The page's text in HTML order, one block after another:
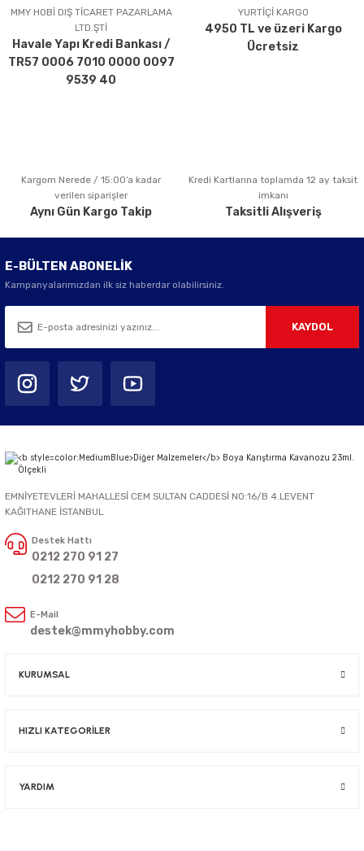
Ürün açıklamasında eksik bilgiler bulunuyor.
Ürün bilgilerinde hatalar bulunuyor.
Ürün fiyatı diğer sitelerden daha pahalı.
Bu ürüne benzer farklı alternatifler olmalı.
Gönder
MMY HOBİ DIŞ TİCARET PAZARLAMA
LTD.ŞTİ
Havale Yapı Kredi Bankası /
TR57 0006 7010 0000 0097
9539 40
YURTİÇİ KARGO
4950 TL ve üzeri Kargo
Ücretsiz
Kargom Nerede / 15:00’a kadar
verilen siparişler
Aynı Gün Kargo Takip
Kredi Kartlarına toplamda 12 ay taksit
imkanı
Taksitli Alışveriş
E-BÜLTEN ABONELİK
Kampanyalarımızdan ilk siz haberdar olabilirsiniz.
KAYDOL
EMNİYETEVLERİ MAHALLESİ CEM SULTAN CADDESİ NO:16/B 4.LEVENT
KAĞITHANE İSTANBUL
Destek Hattı
0212 270 91 27
0212 270 91 28
E-Mail
destek@mmyhobby.com
KURUMSAL
HIZLI KATEGORİLER
YARDIM